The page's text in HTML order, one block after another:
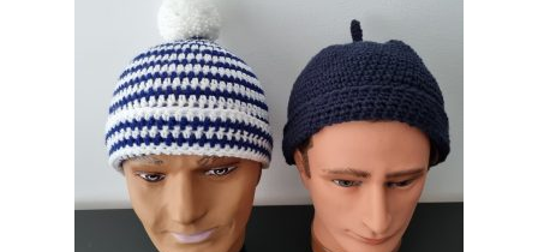
gekozen
worden
op
productpagina